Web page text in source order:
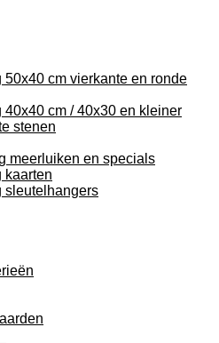
cm vierkante en ronde
cm / 40x30 en kleiner
stenen
meerluiken en specials
kaarten
sleutelhangers